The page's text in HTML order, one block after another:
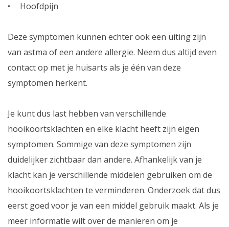
Hoofdpijn
Deze symptomen kunnen echter ook een uiting zijn
van astma of een andere allergie. Neem dus altijd even
contact op met je huisarts als je één van deze
symptomen herkent.
Je kunt dus last hebben van verschillende
hooikoortsklachten en elke klacht heeft zijn eigen
symptomen. Sommige van deze symptomen zijn
duidelijker zichtbaar dan andere. Afhankelijk van je
klacht kan je verschillende middelen gebruiken om de
hooikoortsklachten te verminderen. Onderzoek dat dus
eerst goed voor je van een middel gebruik maakt. Als je
meer informatie wilt over de manieren om je